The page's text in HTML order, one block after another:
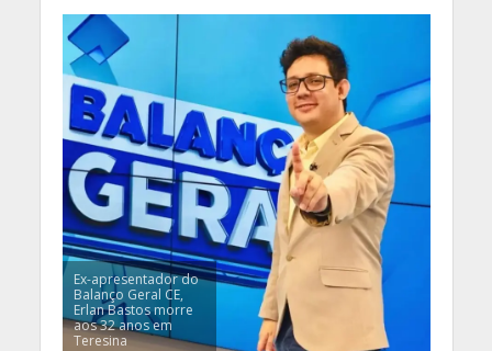
Ex-apresentador do
Balanço Geral CE,
Erlan Bastos morre
aos 32 anos em
Teresina